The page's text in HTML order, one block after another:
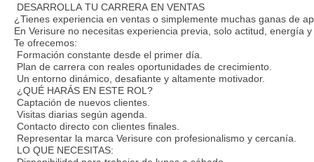
DESARROLLA TU CARRERA EN VENTAS
¿Tienes experiencia en ventas o simplemente muchas ganas de
En Verisure no necesitas experiencia previa, solo actitud, energía
Te ofrecemos:
Formación constante desde el primer día.
Plan de carrera con reales oportunidades de crecimiento.
Un entorno dinámico, desafiante y altamente motivador.
¿QUÉ HARÁS EN ESTE ROL?
Captación de nuevos clientes.
Visitas diarias según agenda.
Contacto directo con clientes finales.
Representar la marca Verisure con profesionalismo y cercanía.
LO QUE NECESITAS: